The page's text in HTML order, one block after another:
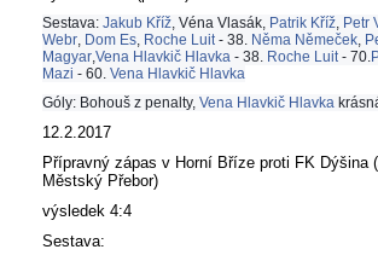
Sestava: Jakub Kříž, Véna Vlasák, Patrik Kříž, Petr
Webr, Dom Es, Roche Luit - 38. Něma Němeček,
Magyar,Vena Hlavkič Hlavka - 38. Roche Luit - 70.
Mazi - 60. Vena Hlavkič Hlavka
Góly: Bohouš z penalty, Vena Hlavkič Hlavka
12.2.2017
Přípravný zápas v Horní Bříze proti FK Dýšina
Městský Přebor)
výsledek 4:4
Sestava: